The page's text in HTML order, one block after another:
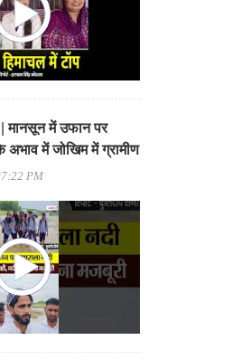
मानसून में उफान पर
अभाव में जोखिम में ग्रामीण
PM